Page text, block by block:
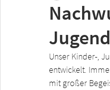
Unser Kinder-,
entwickelt.
mit großer